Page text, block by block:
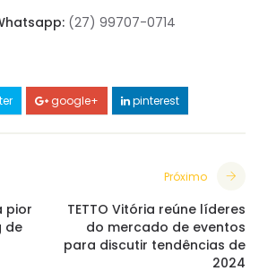
(27) 99707-0714
google+ pinterest
pior
de
Próximo
TETTO Vitória reúne líderes
do mercado de eventos
para discutir tendências de
2024